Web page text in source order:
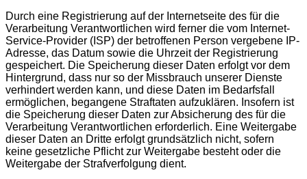
Durch eine Registrierung auf der Internetseite des für die
Verarbeitung Verantwortlichen wird ferner die vom Internet-
Service-Provider (ISP) der betroffenen Person vergebene IP-
Adresse, das Datum sowie die Uhrzeit der Registrierung
gespeichert. Die Speicherung dieser Daten erfolgt vor dem
Hintergrund, dass nur so der Missbrauch unserer Dienste
verhindert werden kann, und diese Daten im Bedarfsfall
ermöglichen, begangene Straftaten aufzuklären. Insofern ist
die Speicherung dieser Daten zur Absicherung des für die
Verarbeitung Verantwortlichen erforderlich. Eine Weitergabe
dieser Daten an Dritte erfolgt grundsätzlich nicht, sofern
keine gesetzliche Pflicht zur Weitergabe besteht oder die
Weitergabe der Strafverfolgung dient.